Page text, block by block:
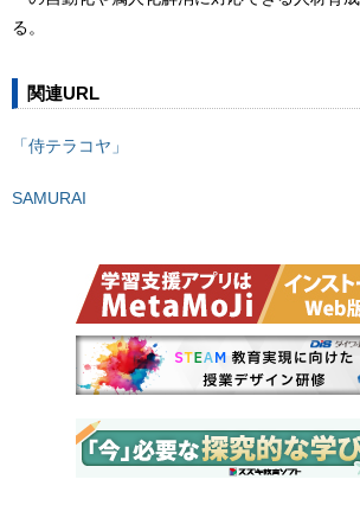
る。
関連URL
「侍テラコヤ」
SAMURAI